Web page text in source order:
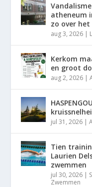
atheneum
zo over
aug 3, 2026 |
Kerkom
en groot
aug 2, 2026 |
jul 31, 2026 |
Tien
Laurien
zwemmen
jul 30, 2026 |
Zwemmen